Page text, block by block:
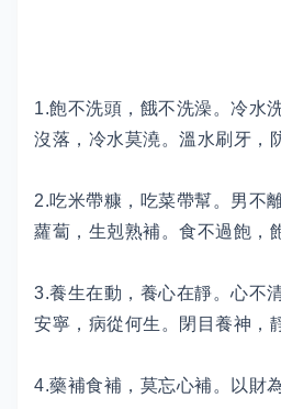
1.飽不洗頭，餓不洗澡。冷水
沒落，冷水莫澆。溫水刷牙，
2.吃米帶糠，吃菜帶幫。男不
蘿蔔，生剋熟補。食不過飽，
3.養生在動，養心在靜。心不
安寧，病從何生。閉目養神，
4.藥補食補，莫忘心補。以財